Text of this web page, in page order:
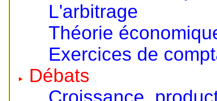
L'arbitrage
Théorie
Exercices de
Débats